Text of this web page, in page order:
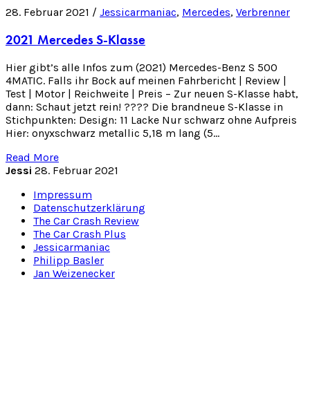
28. Februar 2021 / Jessicarmaniac, Mercedes, Verbrenner
2021 Mercedes S-Klasse
Hier gibt’s alle Infos zum (2021) Mercedes-Benz S 500
4MATIC. Falls ihr Bock auf meinen Fahrbericht | Review |
Test | Motor | Reichweite | Preis – Zur neuen S-Klasse habt,
dann: Schaut jetzt rein! ???? Die brandneue S-Klasse in
Stichpunkten: Design: 11 Lacke Nur schwarz ohne Aufpreis
Hier: onyxschwarz metallic 5,18 m lang (5…
Read More
Jessi 28. Februar 2021
Impressum
Datenschutzerklärung
The Car Crash Review
The Car Crash Plus
Jessicarmaniac
Philipp Basler
Jan Weizenecker